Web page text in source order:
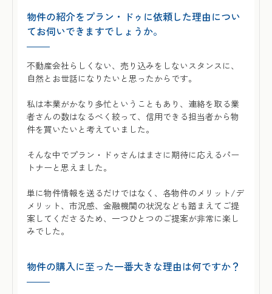
物件の紹介をプラン・ドゥに依頼した理由につい
てお伺いできますでしょうか。
不動産会社らしくない、売り込みをしないスタンスに、
自然とお世話になりたいと思ったからです。
私は本業がかなり多忙ということもあり、連絡を取る業
者さんの数はなるべく絞って、信用できる担当者から物
件を買いたいと考えていました。
そんな中でプラン・ドゥさんはまさに期待に応えるパー
トナーと思えました。
単に物件情報を送るだけではなく、各物件のメリット/デ
メリット、市況感、金融機関の状況なども踏まえてご提
案してくださるため、一つひとつのご提案が非常に楽し
みでした。
物件の購入に至った一番大きな理由は何ですか？